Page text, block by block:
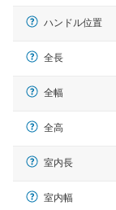
ハンドル位置
全長
全幅
全高
室内長
室内幅